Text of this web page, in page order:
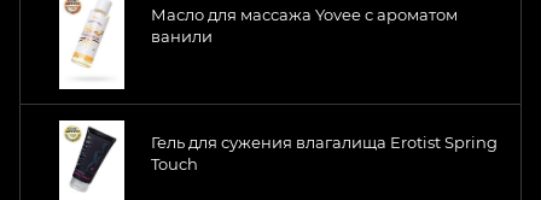
Масло для массажа Yovee с ароматом
ванили
Гель для сужения влагалища Erotist Spring
Touch